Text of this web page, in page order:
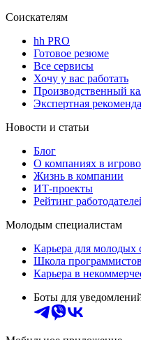
Соискателям
hh PRO
Готовое резюме
Все сервисы
Хочу у вас работать
Производственный
Экспертная
Новости и статьи
Блог
О компаниях в
Жизнь в компании
ИТ-проекты
Рейтинг
Молодым специалистам
Карьера для молодых
Школа программистов
Карьера в
Боты для